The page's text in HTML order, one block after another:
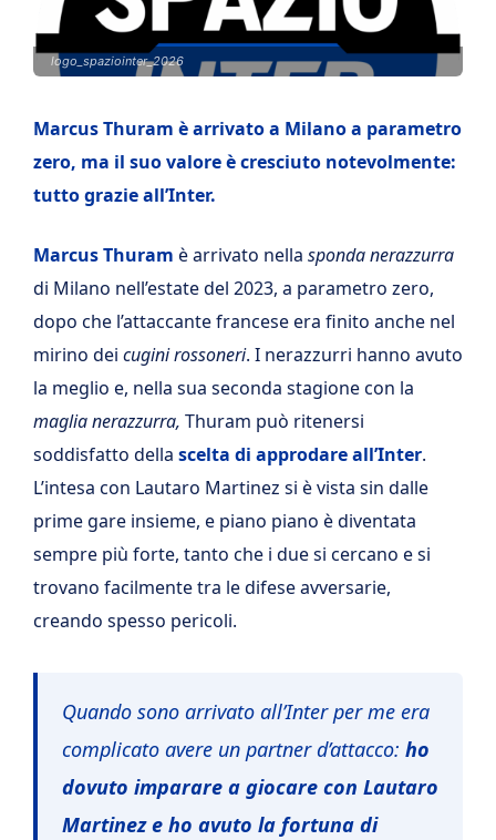
logo_spaziointer_2026
Marcus Thuram è arrivato a Milano a parametro
zero, ma il suo valore è cresciuto notevolmente:
tutto grazie all’Inter.
Marcus Thuram è arrivato nella sponda nerazzurra
di Milano nell’estate del 2023, a parametro zero,
dopo che l’attaccante francese era finito anche nel
mirino dei cugini rossoneri. I nerazzurri hanno avuto
la meglio e, nella sua seconda stagione con la
maglia nerazzurra, Thuram può ritenersi
soddisfatto della scelta di approdare all’Inter.
L’intesa con Lautaro Martinez si è vista sin dalle
prime gare insieme, e piano piano è diventata
sempre più forte, tanto che i due si cercano e si
trovano facilmente tra le difese avversarie,
creando spesso pericoli.
Quando sono arrivato all’Inter per me era
complicato avere un partner d’attacco: ho
dovuto imparare a giocare con Lautaro
Martinez e ho avuto la fortuna di